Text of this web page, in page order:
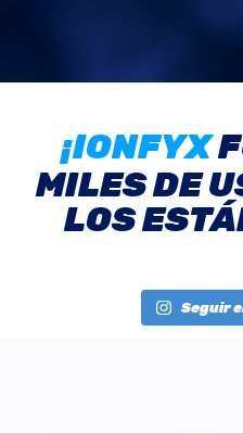
¡IONFYX
MILES DE
LOS
Seguir